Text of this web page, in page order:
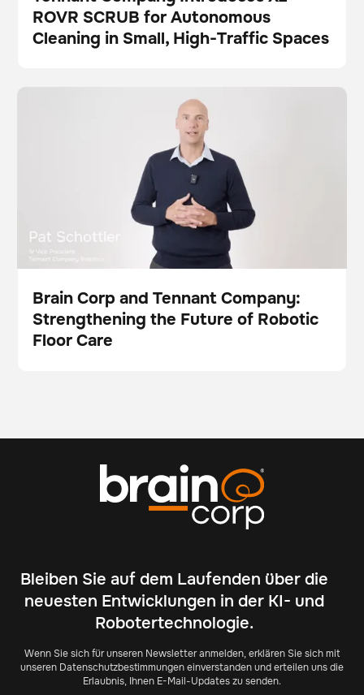
Presse
ROVR SCRUB for Autonomous
Cleaning in Small, High-Traffic Spaces
Brain Corp and Tennant Company: Strengthening the
Future of Robotic Floor Care
Dies ist ein Text innerhalb eines div-Blocks.
Dies ist ein Text innerhalb eines div-Blocks.
Video
Brain Corp and Tennant Company:
Strengthening the Future of Robotic
Floor Care
Bleiben Sie auf dem Laufenden über die
neuesten Entwicklungen in der KI- und
Robotertechnologie.
Wenn Sie sich für unseren Newsletter anmelden, erklären Sie sich mit
unseren Datenschutzbestimmungen einverstanden und erteilen uns die
Erlaubnis, Ihnen E-Mail-Updates zu senden.